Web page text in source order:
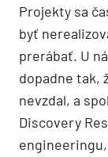
Projekty sa
byť
prerábať. U
dopadne tak,
nevzdal, a
Discovery